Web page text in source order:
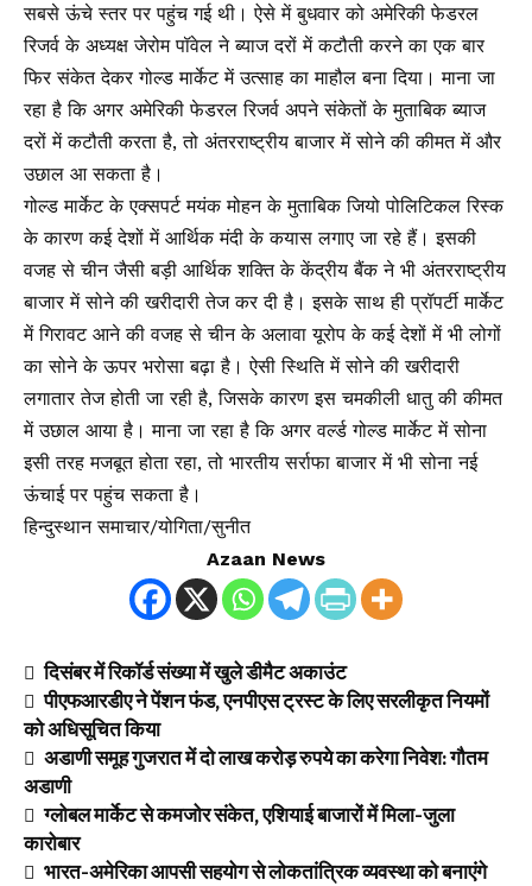
सबसे ऊंचे स्तर पर पहुंच गई थी। ऐसे में बुधवार को अमेरिकी फेडरल
रिजर्व के अध्यक्ष जेरोम पॉवेल ने ब्याज दरों में कटौती करने का एक बार
फिर संकेत देकर गोल्ड मार्केट में उत्साह का माहौल बना दिया। माना जा
रहा है कि अगर अमेरिकी फेडरल रिजर्व अपने संकेतों के मुताबिक ब्याज
दरों में कटौती करता है, तो अंतरराष्ट्रीय बाजार में सोने की कीमत में और
उछाल आ सकता है।
गोल्ड मार्केट के एक्सपर्ट मयंक मोहन के मुताबिक जियो पोलिटिकल रिस्क
के कारण कई देशों में आर्थिक मंदी के कयास लगाए जा रहे हैं। इसकी
वजह से चीन जैसी बड़ी आर्थिक शक्ति के केंद्रीय बैंक ने भी अंतरराष्ट्रीय
बाजार में सोने की खरीदारी तेज कर दी है। इसके साथ ही प्रॉपर्टी मार्केट
में गिरावट आने की वजह से चीन के अलावा यूरोप के कई देशों में भी लोगों
का सोने के ऊपर भरोसा बढ़ा है। ऐसी स्थिति में सोने की खरीदारी
लगातार तेज होती जा रही है, जिसके कारण इस चमकीली धातु की कीमत
में उछाल आया है। माना जा रहा है कि अगर वर्ल्ड गोल्ड मार्केट में सोना
इसी तरह मजबूत होता रहा, तो भारतीय सर्राफा बाजार में भी सोना नई
ऊंचाई पर पहुंच सकता है।
हिन्दुस्थान समाचार/योगिता/सुनीत
Azaan News
दिसंबर में रिकॉर्ड संख्या में खुले डीमैट अकाउंट
पीएफआरडीए ने पेंशन फंड, एनपीएस ट्रस्ट के लिए सरलीकृत नियमों
को अधिसूचित किया
अडाणी समूह गुजरात में दो लाख करोड़ रुपये का करेगा निवेश: गौतम
अडाणी
ग्लोबल मार्केट से कमजोर संकेत, एशियाई बाजारों में मिला-जुला
कारोबार
भारत-अमेरिका आपसी सहयोग से लोकतांत्रिक व्यवस्था को बनाएंगे